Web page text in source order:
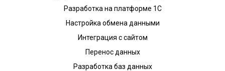
Разработка на платформе 1С
Настройка обмена данными
Интеграция с сайтом
Перенос данных
Разработка баз данных